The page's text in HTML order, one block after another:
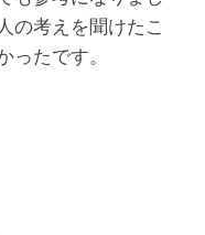
の考えを聞けたこ
ったです。